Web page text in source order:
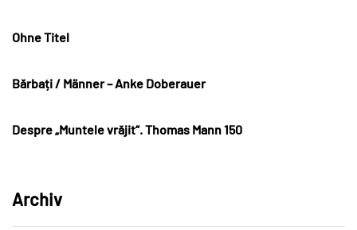
Ohne Titel
Bărbați / Männer – Anke Doberauer
Despre „Muntele vrăjit“. Thomas Mann 150
Archiv